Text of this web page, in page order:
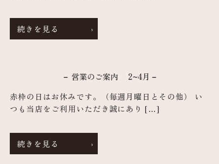
続きを見る
－ 営業のご案内 2~4月－
赤枠の日はお休みです。（毎週月曜日とその他） い
つも当店をご利用いただき誠にあり […]
続きを見る